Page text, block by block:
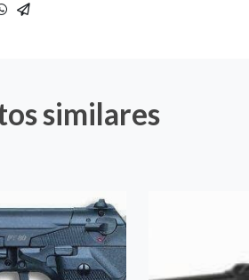
similares